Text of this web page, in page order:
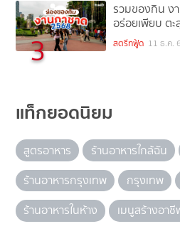
3
รวมของกิน ง
อร่อยเพียบ ต
สตรีทฟู้ด 11 ธ.ค.
แท็กยอดนิยม
สูตรอาหาร ร้านอาหารใกล้ฉัน
ร้านอาหารกรุงเทพ
กรุงเทพ
ร้านอาหารในห้าง
เมนูสร้างอา